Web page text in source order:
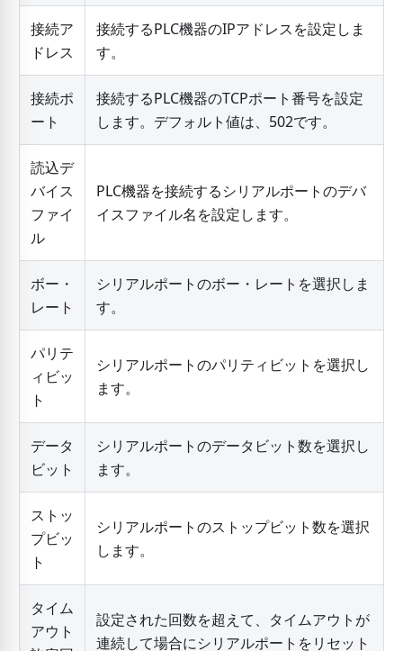
接続ア
ドレス
接続するPLC機器のIPアドレスを設定しま
す。
接続ポ
ート
接続するPLC機器のTCPポート番号を設定
します。デフォルト値は、502です。
読込デ
バイス
ファイ
ル
PLC機器を接続するシリアルポートのデバ
イスファイル名を設定します。
ボー・
レート
シリアルポートのボー・レートを選択しま
す。
パリテ
ィビッ
ト
シリアルポートのパリティビットを選択し
ます。
データ
ビット
シリアルポートのデータビット数を選択し
ます。
ストッ
プビッ
ト
シリアルポートのストップビット数を選択
します。
タイム
アウト
設定された回数を超えて、タイムアウトが
連続して場合にシリアルポートをリセット